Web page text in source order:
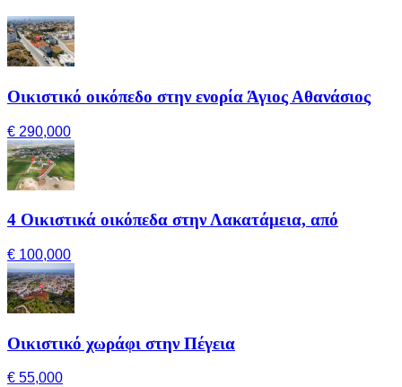
Οικιστικό οικόπεδο στην ενορία Άγιος Αθανάσιος
€ 290,000
4 Οικιστικά οικόπεδα στην Λακατάμεια, από
€ 100,000
Οικιστικό χωράφι στην Πέγεια
€ 55,000